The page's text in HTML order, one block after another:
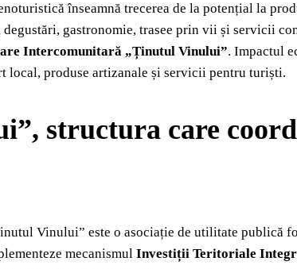
înseamnă trecerea de la potențial la
gastronomie, trasee prin vii și servicii
Intercomunitară „Ținutul Vinului”. Impactul
local, produse artizanale și servicii pentru turiști.
structura care
Vinului” este o asociație de utilitate publică
mecanismulInvestiții Teritoriale